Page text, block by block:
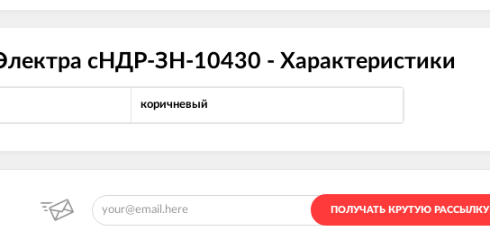
сНДР-ЗН-10430 - Характеристики
коричневый
ПОЛУЧАТЬ КРУТУЮ РАССЫЛКУ